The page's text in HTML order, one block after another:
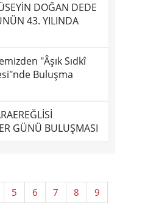
DOĞAN DEDE
43. YILINDA
"Âşık Sıdkî
Buluşma
GÜNÜ BULUŞMASI
5 6 7 8
9